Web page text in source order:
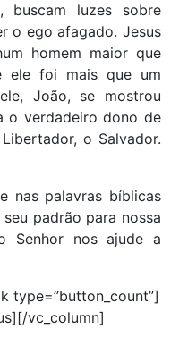
buscam luzes sobre
o ego afagado. Jesus
homem maior que
ele foi mais que um
João, se mostrou
o verdadeiro dono de
o Salvador.
nas palavras bíblicas
padrão para nossa
Senhor nos ajude a
type=”button_count”]
vc_column]